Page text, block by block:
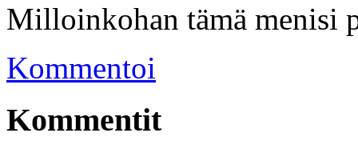
Milloinkohan tämä menisi
Kommentoi
Kommentit